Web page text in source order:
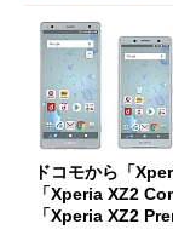
ドコモから「
「Xperia XZ2
「Xperia XZ2